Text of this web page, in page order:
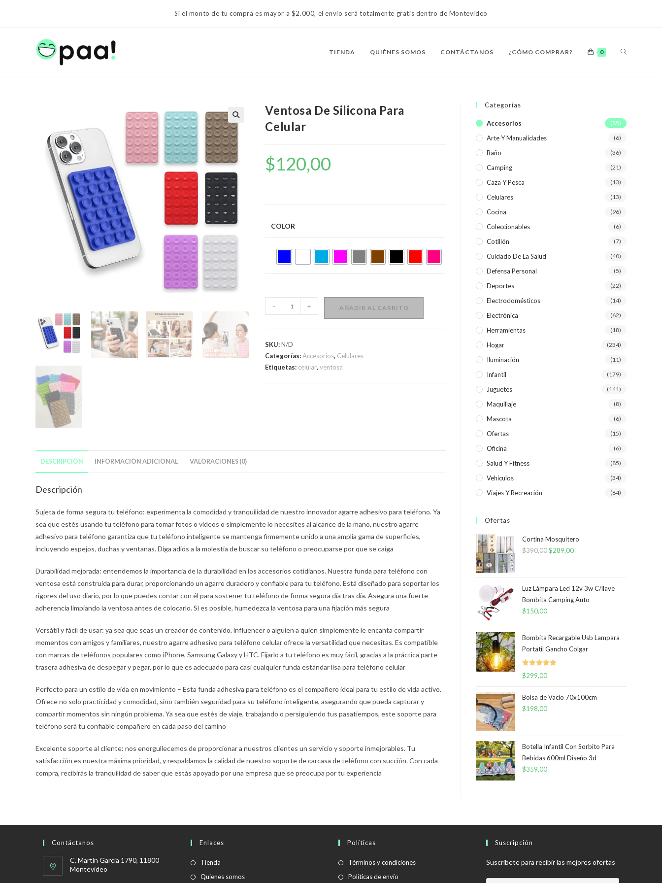
Si el monto de tu compra es mayor a $2.000, el envío será totalmente gratis dentro de Montevideo
TIENDA QUIÉNES SOMOS CONTÁCTANOS ¿CÓMO COMPRAR? 0 ALTERNAR
DE
LA
Ventosa De Silicona Para
Celular
$120,00
COLOR
De
Celular
cantidad
- + AÑADIR AL CARRITO
SKU:N/D
Categorías:Accesorios, Celulares
Etiquetas: celular,ventosa
DESCRIPCIÓN INFORMACIÓN ADICIONAL VALORACIONES (0)
Descripción
Sujeta de forma segura tu teléfono: experimenta la comodidad y tranquilidad de nuestro innovador agarre adhesivo para teléfono. Ya
sea que estés usando tu teléfono para tomar fotos o videos o simplemente lo necesites al alcance de la mano, nuestro agarre
adhesivo para teléfono garantiza que tu teléfono inteligente se mantenga firmemente unido a una amplia gama de superficies,
incluyendo espejos, duchas y ventanas. Diga adiós a la molestia de buscar su teléfono o preocuparse por que se caiga
Durabilidad mejorada: entendemos la importancia de la durabilidad en los accesorios cotidianos. Nuestra funda para teléfono con
ventosa está construida para durar, proporcionando un agarre duradero y confiable para tu teléfono. Está diseñado para soportar los
rigores del uso diario, por lo que puedes contar con él para sostener tu teléfono de forma segura día tras día. Asegura una fuerte
adherencia limpiando la ventosa antes de colocarlo. Si es posible, humedezca la ventosa para una fijación más segura
Versátil y fácil de usar: ya sea que seas un creador de contenido, influencer o alguien a quien simplemente le encanta compartir
momentos con amigos y familiares, nuestro agarre adhesivo para teléfono celular ofrece la versatilidad que necesitas. Es compatible
con marcas de teléfonos populares como iPhone, Samsung Galaxy y HTC. Fijarlo a tu teléfono es muy fácil, gracias a la práctica parte
trasera adhesiva de despegar y pegar, por lo que es adecuado para casi cualquier funda estándar lisa para teléfono celular
Perfecto para un estilo de vida en movimiento – Esta funda adhesiva para teléfono es el compañero ideal para tu estilo de vida activo.
Ofrece no solo practicidad y comodidad, sino también seguridad para su teléfono inteligente, asegurando que pueda capturar y
compartir momentos sin ningún problema. Ya sea que estés de viaje, trabajando o persiguiendo tus pasatiempos, este soporte para
teléfono será tu confiable compañero en cada paso del camino
Excelente soporte al cliente: nos enorgullecemos de proporcionar a nuestros clientes un servicio y soporte inmejorables. Tu
satisfacción es nuestra máxima prioridad, y respaldamos la calidad de nuestro soporte de carcasa de teléfono con succión. Con cada
compra, recibirás la tranquilidad de saber que estás apoyado por una empresa que se preocupa por tu experiencia
Categorías
Accesorios (85)
Arte Y Manualidades (6)
Baño (36)
Camping (21)
Caza Y Pesca (13)
Celulares (13)
Cocina (96)
Coleccionables (6)
Cotillón (7)
Cuidado De La Salud (40)
Defensa Personal (5)
Deportes (22)
Electrodomésticos (14)
Electrónica (62)
Herramientas (18)
Hogar (234)
Iluminación (11)
Infantil (179)
Juguetes (141)
Maquillaje (8)
Mascota (6)
Ofertas (15)
Oficina (6)
Salud Y Fitness (85)
Vehículos (34)
Viajes Y Recreación (84)
Ofertas
Cortina Mosquitero
$390,00El
era:
$390,00.
$289,00El
es:
$289,00.
Luz Lámpara Led 12v 3w C/llave
Bombita Camping Auto
$150,00
Bombita Recargable Usb Lampara
Portatil Gancho Colgar
Valorado
$299,00
Bolsa de Vacío 70x100cm
$198,00
Botella Infantil Con Sorbito Para
Bebidas 600ml Diseño 3d
$359,00
Contáctanos
C. Martín García 1790, 11800
Montevideo
Enlaces
Tienda
Quienes somos
Políticas
Términos y condicionesSe
Políticas de envío
Suscripción
Suscríbete para recibir las mejores ofertas